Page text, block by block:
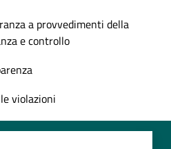
a provvedimenti della
e controllo
violazioni